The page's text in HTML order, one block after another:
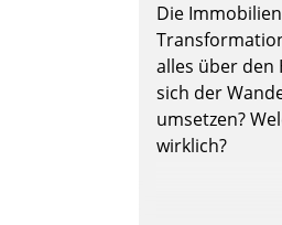
Die
alles über den
sich der
umsetzen?
wirklich?